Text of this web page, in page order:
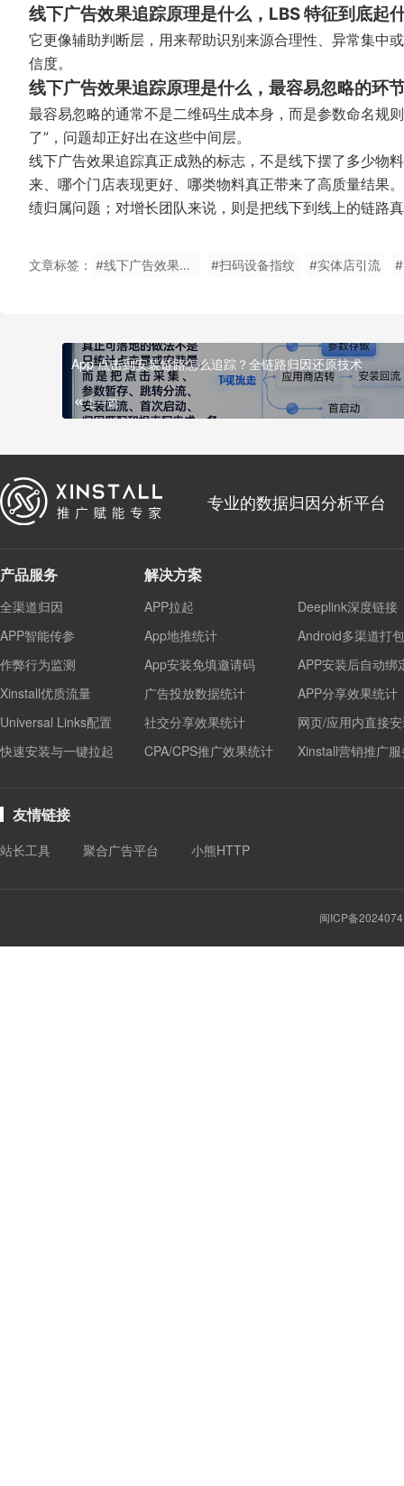
线下广告效果追踪原理是什么，LBS 特征到底起
它更像辅助判断层，用来帮助识别来源合理性、异常集中
信度。
线下广告效果追踪原理是什么，最容易忽略的环
最容易忽略的通常不是二维码生成本身，而是参数命名规
了”，问题却正好出在这些中间层。
线下广告效果追踪真正成熟的标志，不是线下摆了多少物
来、哪个门店表现更好、哪类物料真正带来了高质量结果
绩归属问题；对增长团队来说，则是把线下到线上的链路
文章标签： #线下广告效果追踪 #扫码设备指纹 #实体店引流
App 点击到安装链路怎么追踪？全链路归因还原技术
上一篇
专业的数据归因分析平台
产品服务
全渠道归因
APP智能传参
作弊行为监测
Xinstall优质流量
Universal Links配置
快速安装与一键拉起
解决方案
APP拉起
Deeplink深度链接
App地推统计
Android多渠道打包
App安装免填邀请码
APP安装后自动绑
广告投放数据统计
APP分享效果统计
社交分享效果统计
网页/应用内直接
CPA/CPS推广效果统计
Xinstall营销推广
友情链接
站长工具 聚合广告平台 小熊HTTP
闽ICP备